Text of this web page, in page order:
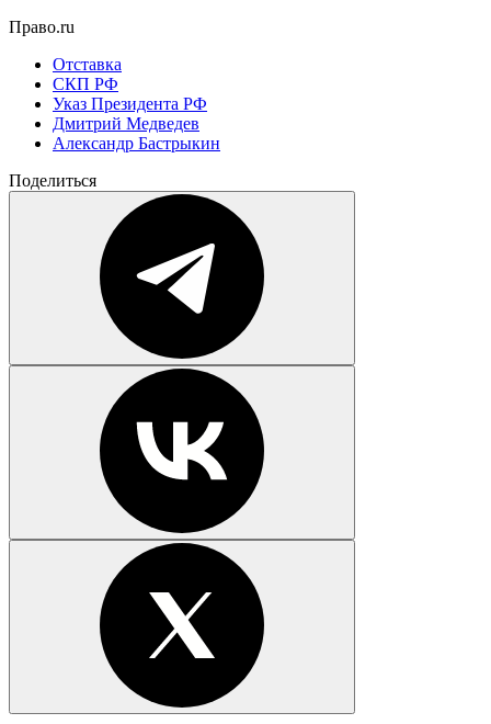
Право.ru
Отставка
СКП РФ
Указ Президента РФ
Дмитрий Медведев
Александр Бастрыкин
Поделиться